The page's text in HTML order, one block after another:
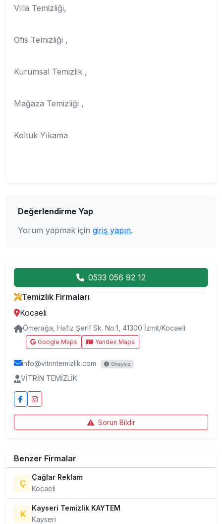
Villa Temizliği,
Ofis Temizliği ,
Kurumsal Temizlik ,
Mağaza Temizliği ,
Koltuk Yıkama
Değerlendirme Yap
Yorum yapmak için giriş yapın.
0533 056 92 12
Temizlik Firmaları
Kocaeli
Ömerağa, Hafız Şerif Sk. No:1, 41300 İzmit/Kocaeli
Google Maps Yandex Maps
info@vitrintemizlik.com Onaysız
VİTRİN TEMİZLİK
Sorun Bildir
Benzer Firmalar
Ç
Çağlar Reklam
Kocaeli
K
Kayseri Temizlik KAYTEM
Kayseri